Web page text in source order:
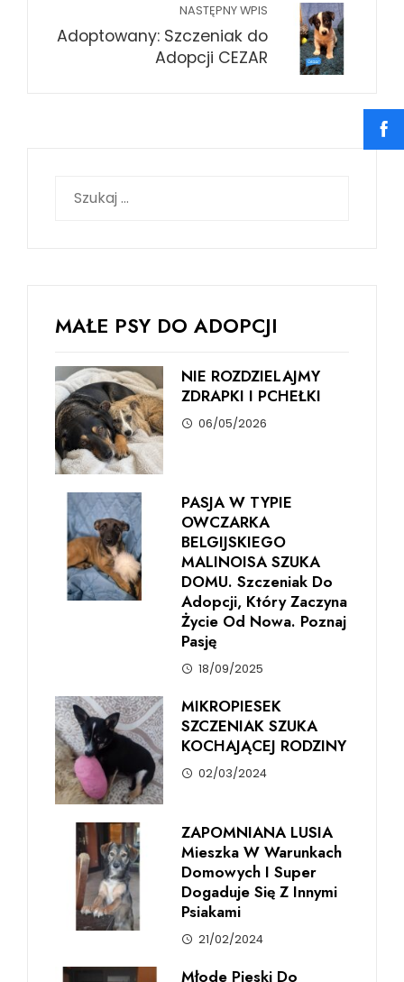
NASTĘPNY WPIS
Adoptowany: Szczeniak do
Adopcji CEZAR
MAŁE PSY DO ADOPCJI
NIE ROZDZIELAJMY
ZDRAPKI I PCHEŁKI
06/05/2026
PASJA W TYPIE
OWCZARKA
BELGIJSKIEGO
MALINOISA SZUKA
DOMU. Szczeniak Do
Adopcji, Który Zaczyna
Życie Od Nowa. Poznaj
Pasję
18/09/2025
MIKROPIESEK
SZCZENIAK SZUKA
KOCHAJĄCEJ RODZINY
02/03/2024
ZAPOMNIANA LUSIA
Mieszka W Warunkach
Domowych I Super
Dogaduje Się Z Innymi
Psiakami
21/02/2024
Młode Pieski Do